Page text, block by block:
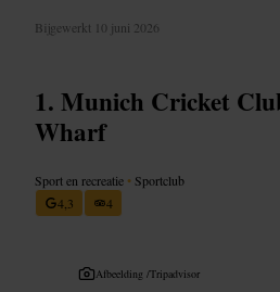
Bijgewerkt 10 juni 2026
Munich Cricket
Wharf
Sport en recreatie • Sportclub
4,3
4
Afbeelding /Tripadvisor